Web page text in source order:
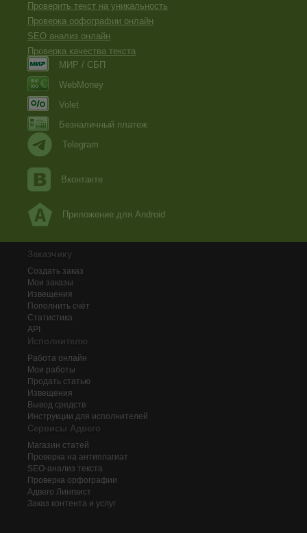
Проверить текст на уникальность
Проверка орфографии онлайн
SEO анализ онлайн
Проверка качества текста
МИР / СБП
WebMoney
Volet
Безналичный платеж
Telegram
Вконтакте
Приложение для Android
Заказчику
Создать заказ
Мои заказы
Извещения
Пополнить счёт
Статистика
API
Исполнителю
Работа онлайн
Мои работы
Продать статью
Извещения
Вывод средств
Инструкции для исполнителей
Сервисы Адвего
Магазин статей
Проверка на антиплагиат
SEO-анализ текста
Проверка орфографии
Адвего Лингвист
Заказ контента и услуг